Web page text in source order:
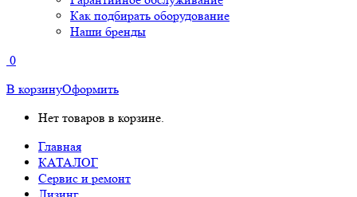
Как подбирать оборудование
Наши бренды
0
В корзинуОформить
Нет товаров в корзине.
Главная
КАТАЛОГ
Сервис и ремонт